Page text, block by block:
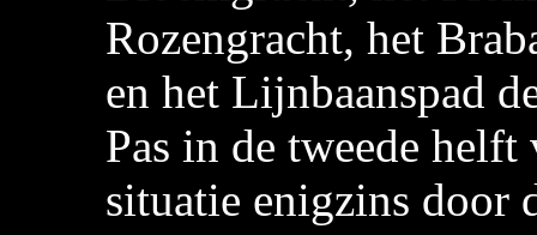
Rozengracht, het
en het Lijnbaanspad
Pas in de tweede helft
situatie enigzins door